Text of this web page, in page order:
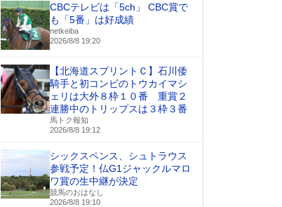
CBCテレビは「5ch」 CBC賞で
も「5番」は好成績
netkeiba
2026/8/8 19:20
【北海道スプリントＣ】石川倭
騎手と初コンビのトウカイマシ
ェリは大外８枠１０番 重賞２
連勝中のトリップスは３枠３番
馬トク報知
2026/8/8 19:12
シックスペンス、シュトラウス
参戦予定！仏G1ジャックルマロ
ワ賞の生中継が決定
競馬のおはなし
2026/8/8 19:10